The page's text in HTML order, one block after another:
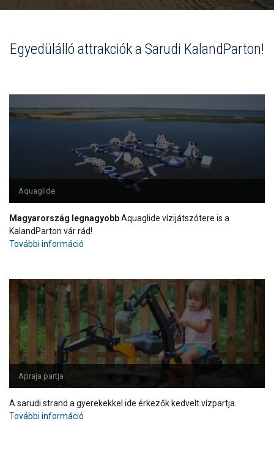
Egyedülálló attrakciók a Sarudi KalandParton!
Aquaglide
Magyarország legnagyobbAquaglide vízijátszótere is a
KalandParton vár rád!
További információ
Apraja partja
A sarudi strand a gyerekekkel ide érkezők kedvelt vízpartja.
További információ